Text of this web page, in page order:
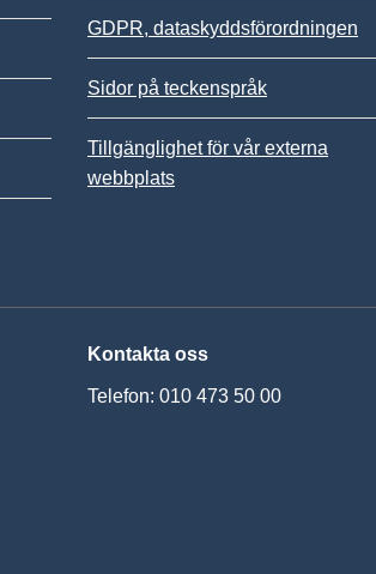
GDPR, dataskyddsförordningen
Sidor på teckenspråk
Tillgänglighet för vår externa
webbplats
Kontakta oss
Telefon: 010 473 50 00